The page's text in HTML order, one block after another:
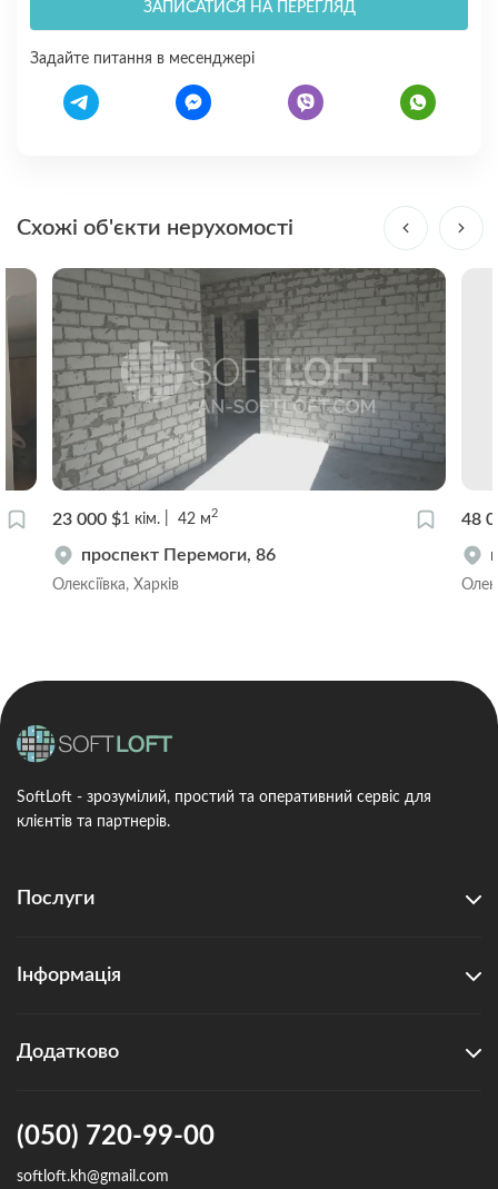
ЗАПИСАТИСЯ НА ПЕРЕГЛЯД
Задайте питання в месенджері
Схожі об'єкти нерухомості
23 000 $1 кім. 42 м2
проспект Перемоги, 86
Олексіївка, Харків
48
SoftLoft - зрозумілий, простий та оперативний сервіс для
клієнтів та партнерів.
Послуги
Інформація
Додатково
(050) 720-99-00
softloft.kh@gmail.com